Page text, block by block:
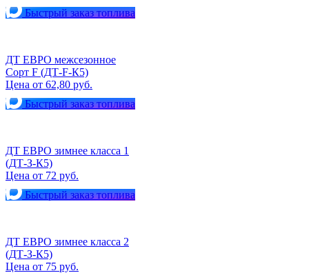
Быстрый заказ топлива
ДТ ЕВРО межсезонное
Сорт F (ДТ-F-К5)
Цена от 62,80 руб.
Быстрый заказ топлива
ДТ ЕВРО зимнее класса 1
(ДТ-З-К5)
Цена от 72 руб.
Быстрый заказ топлива
ДТ ЕВРО зимнее класса 2
(ДТ-З-К5)
Цена от 75 руб.